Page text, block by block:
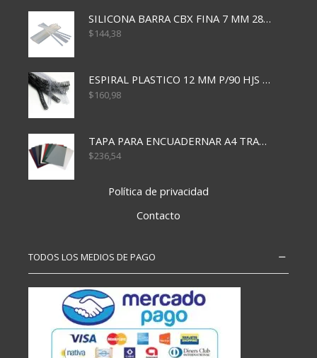
SILICONA BARRA CBX FINA 7 MM 28 CM
$144,38
ESPIRAL PLASTICO 12 MM P/90 HJS X50X1500
$160,98
TAPA PARA ENCUADERNAR A4 TRANSP x50x500
$236,54
Política de privacidad
Contacto
TODOS LOS MEDIOS DE PAGO